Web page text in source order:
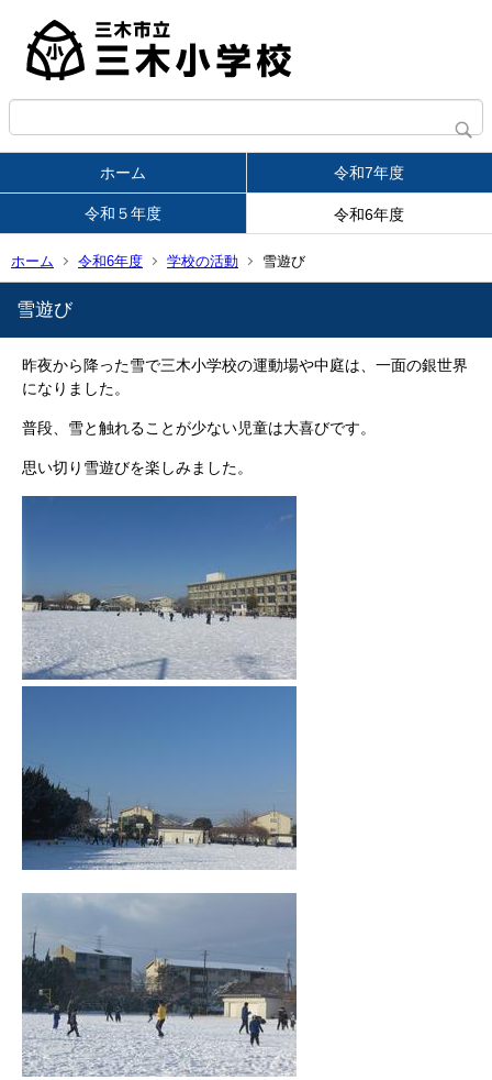
ホーム 令和7年度
令和５年度 令和6年度
ホーム 令和6年度 学校の活動 雪遊び
雪遊び
昨夜から降った雪で三木小学校の運動場や中庭は、一面の銀世界
になりました。
普段、雪と触れることが少ない児童は大喜びです。
思い切り雪遊びを楽しみました。